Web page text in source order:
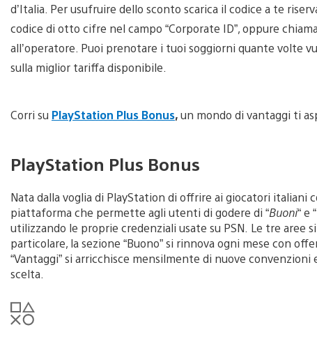
d’Italia. Per usufruire dello sconto scarica il codice a te
codice di otto cifre nel campo “Corporate ID”, oppure
all’operatore. Puoi prenotare i tuoi soggiorni quante volte
sulla miglior tariffa disponibile.
Corri su PlayStation Plus Bonus,un mondo di vantaggi ti
PlayStation Plus Bonus
Nata dalla voglia di PlayStation di offrire ai giocatori italiani
piattaforma che permette agli utenti di godere di “Buoni“ e “
utilizzando le proprie credenziali usate su PSN. Le tre aree
particolare, la sezione “Buono” si rinnova ogni mese con
“Vantaggi” si arricchisce mensilmente di nuove
scelta.